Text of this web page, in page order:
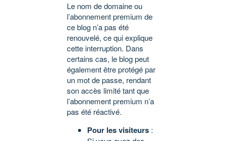
Le nom de domaine ou
l’abonnement premium de
ce blog n’a pas été
renouvelé, ce qui explique
cette interruption. Dans
certains cas, le blog peut
également être protégé par
un mot de passe, rendant
son accès limité tant que
l’abonnement premium n’a
pas été réactivé.
Pour les visiteurs :